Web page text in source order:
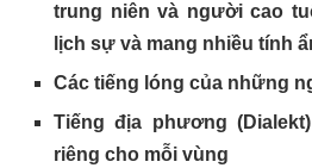
trung niên và người cao
lịch sự và mang nhiều tính
Các tiếng lóng của những
Tiếng địa phương (Dialekt
riêng cho mỗi vùng